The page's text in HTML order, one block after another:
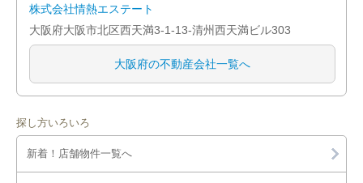
大阪市鶴見区
大阪市住之江区
大阪市平野区
大阪市北区
大阪市中央区
株式会社情熱エステート
大阪府大阪市北区西天満3-1-13-清州西天満ビル303
大阪府の不動産会社一覧へ
探し方いろいろ
新着！店舗物件一覧へ